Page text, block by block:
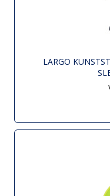
LARGO